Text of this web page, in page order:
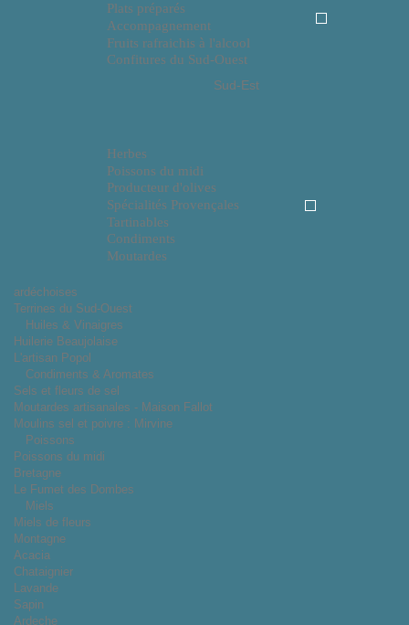
Plats préparés
Accompagnement
Fruits rafraichis à l'alcool
Confitures du Sud-Ouest
Sud-Est
Herbes
Poissons du midi
Producteur d'olives
Spécialités Provençales
Tartinables
Condiments
Moutardes
ardéchoises
Terrines du Sud-Ouest
Huiles & Vinaigres
Huilerie Beaujolaise
L'artisan Popol
Condiments & Aromates
Sels et fleurs de sel
Moutardes artisanales - Maison Fallot
Moulins sel et poivre : Mirvine
Poissons
Poissons du midi
Bretagne
Le Fumet des Dombes
Miels
Miels de fleurs
Montagne
Acacia
Chataignier
Lavande
Sapin
Ardeche